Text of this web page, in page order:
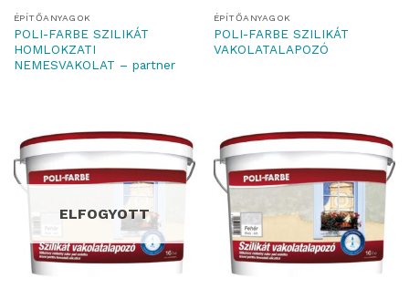
ÉPÍTŐANYAGOK
POLI-FARBE SZILIKÁT
HOMLOKZATI
NEMESVAKOLAT – partner
ÉPÍTŐANYAGOK
POLI-FARBE SZILIKÁT
VAKOLATALAPOZÓ
ELFOGYOTT